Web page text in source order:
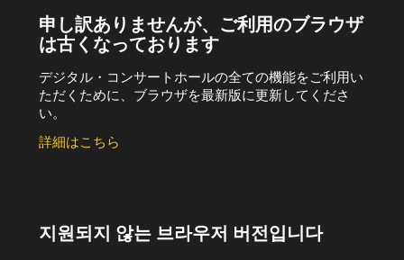
申し訳ありませんが、ご利用のブラウザ
は古くなっております
デジタル・コンサートホールの全ての機能をご利用い
ただくために、ブラウザを最新版に更新してくださ
い。
詳細はこちら
지원되지 않는 브라우저 버전입니다